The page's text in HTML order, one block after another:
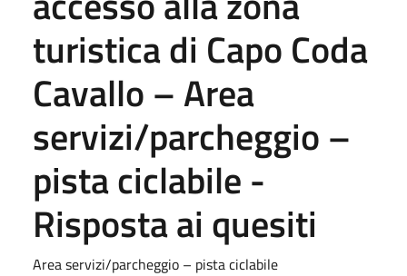
turistica di Capo Coda
Cavallo – Area
servizi/parcheggio –
pista ciclabile -
Risposta ai quesiti
Area servizi/parcheggio – pista ciclabile